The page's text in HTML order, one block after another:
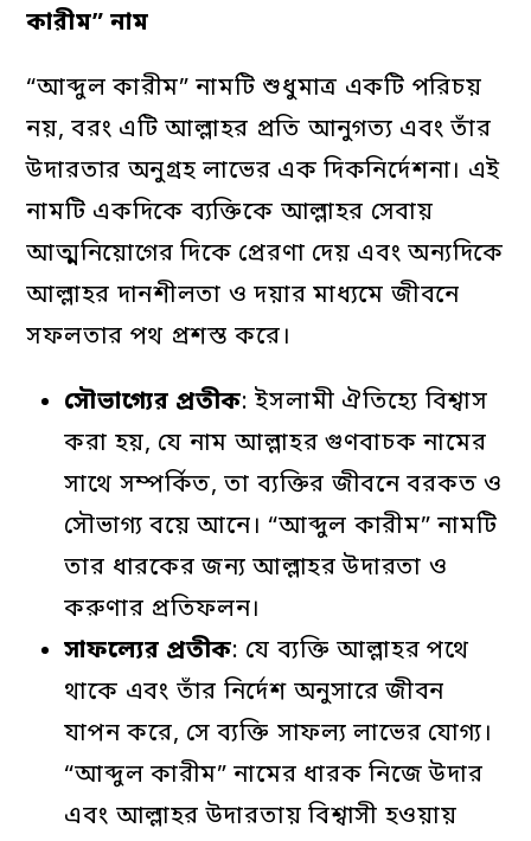
কারীম” নাম
“আব্দুল কারীম” নামটি শুধুমাত্র একটি পরিচয়
নয়, বরং এটি আল্লাহর প্রতি আনুগত্য এবং তাঁর
উদারতার অনুগ্রহ লাভের এক দিকনির্দেশনা। এই
নামটি একদিকে ব্যক্তিকে আল্লাহর সেবায়
আত্মনিয়োগের দিকে প্রেরণা দেয় এবং অন্যদিকে
আল্লাহর দানশীলতা ও দয়ার মাধ্যমে জীবনে
সফলতার পথ প্রশস্ত করে।
সৌভাগ্যের প্রতীক: ইসলামী ঐতিহ্যে বিশ্বাস
করা হয়, যে নাম আল্লাহর গুণবাচক নামের
সাথে সম্পর্কিত, তা ব্যক্তির জীবনে বরকত ও
সৌভাগ্য বয়ে আনে। “আব্দুল কারীম” নামটি
তার ধারকের জন্য আল্লাহর উদারতা ও
করুণার প্রতিফলন।
সাফল্যের প্রতীক: যে ব্যক্তি আল্লাহর পথে
থাকে এবং তাঁর নির্দেশ অনুসারে জীবন
যাপন করে, সে ব্যক্তি সাফল্য লাভের যোগ্য।
“আব্দুল কারীম” নামের ধারক নিজে উদার
এবং আল্লাহর উদারতায় বিশ্বাসী হওয়ায়